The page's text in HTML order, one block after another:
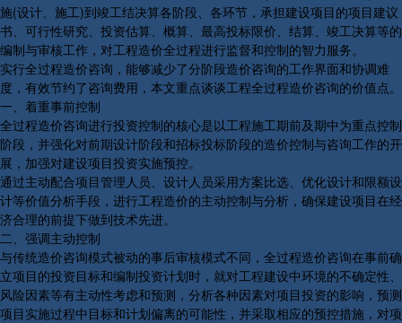
施(设计、施工)到竣工结决算各阶段、各环节，承担建设项目的项目建议
书、可行性研究、投资估算、概算、最高投标限价、结算、竣工决算等的
编制与审核工作，对工程造价全过程进行监督和控制的智力服务。
实行全过程造价咨询，能够减少了分阶段造价咨询的工作界面和协调难
度，有效节约了咨询费用，本文重点谈谈工程全过程造价咨询的价值点。
一、着重事前控制
全过程造价咨询进行投资控制的核心是以工程施工期前及期中为重点控制
阶段，并强化对前期设计阶段和招标投标阶段的造价控制与咨询工作的开
展，加强对建设项目投资实施预控。
通过主动配合项目管理人员、设计人员采用方案比选、优化设计和限额设
计等价值分析手段，进行工程造价的主动控制与分析，确保建设项目在经
济合理的前提下做到技术先进。
二、强调主动控制
与传统造价咨询模式被动的事后审核模式不同，全过程造价咨询在事前确
立项目的投资目标和编制投资计划时，就对工程建设中环境的不确定性、
风险因素等有主动性考虑和预测，分析各种因素对项目投资的影响，预测
项目实施过程中目标和计划偏离的可能性，并采取相应的预控措施，对项